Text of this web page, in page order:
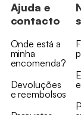
Ajuda e
contacto
Onde está a
minha
encomenda?
Devoluções
e reembolsos